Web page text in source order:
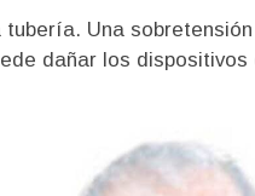
Una
dañar los